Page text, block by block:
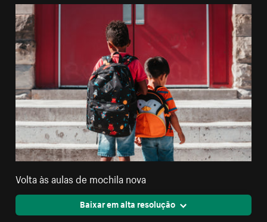
Volta às aulas de mochila nova
Baixar em alta resolução